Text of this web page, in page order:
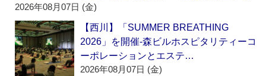
2026年08月07日 (金)
【西川】「SUMMER BREATHING
2026」を開催‐森ビルホスピタリティーコ
ーポレーションとエステ…
2026年08月07日 (金)